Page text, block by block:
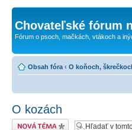
Chovateľské fórum
Fórum o psoch, mačkách, vtákoch a
Obsah fóra ‹ O koňoch,
O kozách
Odoslať novú tému